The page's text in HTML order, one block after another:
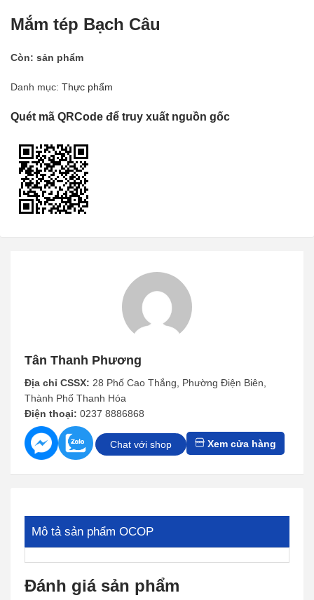
Mắm tép Bạch Câu
Còn: sản phẩm
Danh mục: Thực phẩm
Quét mã QRCode để truy xuất nguồn gốc
Tân Thanh Phương
Địa chỉ CSSX: 28 Phố Cao Thắng, Phường Điện Biên,
Thành Phố Thanh Hóa
Điện thoại: 0237 8886868
Chat với shop Xem cửa hàng
Mô tả sản phẩm OCOP
Đánh giá sản phẩm